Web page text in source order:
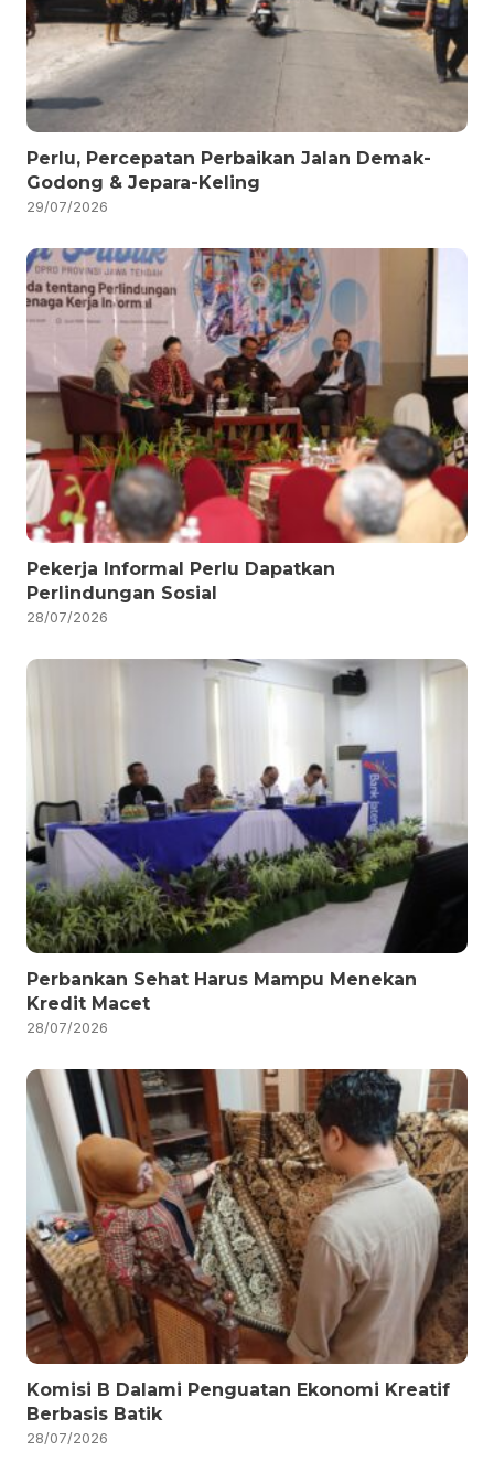
Perlu, Percepatan Perbaikan Jalan Demak-
Godong & Jepara-Keling
29/07/2026
Pekerja Informal Perlu Dapatkan
Perlindungan Sosial
28/07/2026
Perbankan Sehat Harus Mampu Menekan
Kredit Macet
28/07/2026
Komisi B Dalami Penguatan Ekonomi Kreatif
Berbasis Batik
28/07/2026